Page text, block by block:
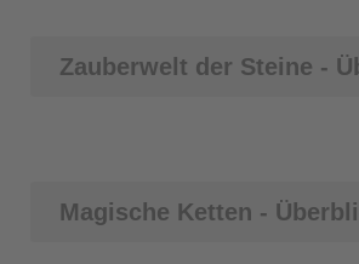
Zauberwelt der Steine -
Magische Ketten -